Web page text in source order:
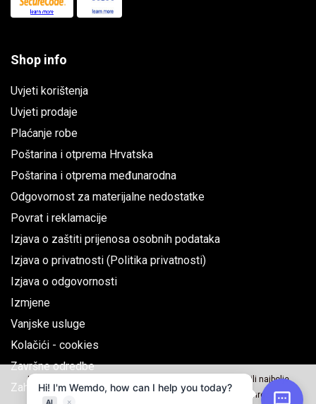
Shop info
Uvjeti korištenja
Uvjeti prodaje
Plaćanje robe
Poštarina i otprema Hrvatska
Poštarina i otprema međunarodna
Odgovornost za materijalne nedostatke
Povrat i reklamacije
Izjava o zaštiti prijenosa osobnih podataka
Izjava o privatnosti (Politika privatnosti)
Izjava o odgovornosti
Izmjene
Vanjske usluge
Kolačići - cookies
Završne odredbe
Zahtjev za jednostrani raskid ugovora
Naše web stranice koriste kolačiće kako bi Vama omogućili najbolje
korisničko iskustvo, za analizu i korištenje društvenih mreža.